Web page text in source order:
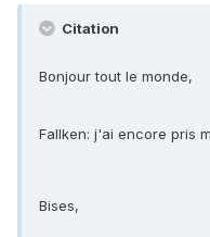
Citation
Bonjour tout le monde,
Fallken: j'ai encore pris
Bises,